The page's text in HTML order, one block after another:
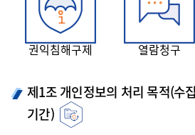
권익침해구제 열람청구
제1조 개인정보의 처리 목적(수
기간)